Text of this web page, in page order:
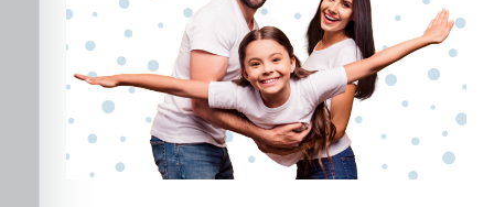
Inteligencia Emocional
Violencia Sexual en México a
niñas, niños y adolescentes.
Nutre su salud mental